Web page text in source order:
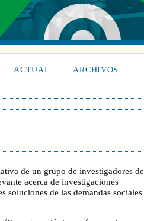
ACTUAL
ARCHIVOS
de un grupo de investigadores de
acerca de investigaciones
soluciones de las demandas sociales